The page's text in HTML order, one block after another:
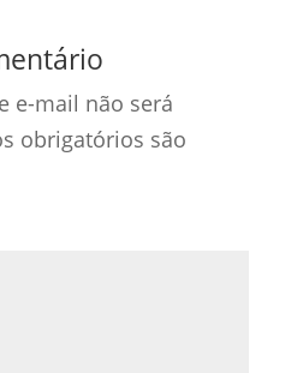
e-mail não será
obrigatórios são